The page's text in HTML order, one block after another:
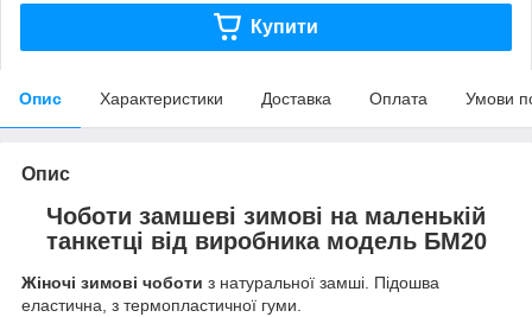
Купити
Опис Характеристики Доставка Оплата Умови
Опис
Чоботи замшеві зимові на маленькій
танкетці від виробника модель БМ20
Жіночі зимові чоботи з натуральної замші. Підошва
еластична, з термопластичної гуми.